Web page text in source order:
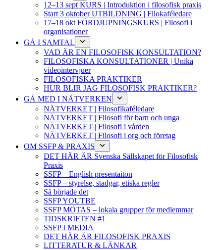
12–13 sept KURS | Introduktion i filosofisk praxis
Start 3 oktober UTBILDNING | Filokaféledare
17–18 okt FÖRDJUPNINGSKURS | Filosofi i
organisationer
GÅ I SAMTAL
VAD ÄR EN FILOSOFISK KONSULTATION?
FILOSOFISKA KONSULTATIONER | Unika
videointervjuer
FILOSOFISKA PRAKTIKER
HUR BLIR JAG FILOSOFISK PRAKTIKER?
GÅ MED I NÄTVERKEN
NÄTVERKET | Filosofikaféledare
NÄTVERKET | Filosofi för barn och unga
NÄTVERKET | Filosofi i vården
NÄTVERKET | Filosofi i org och företag
OM SSFP & PRAXIS
DET HÄR ÄR Svenska Sällskapet för Filosofisk
Praxis
SSFP – English presentaiton
SSFP – styrelse, stadgar, etiska regler
Så började det
SSFP YOUTBE
SSFP MÖTAS – lokala grupper för medlemmar
TIDSKRIFTEN #1
SSFP I MEDIA
DET HÄR ÄR FILOSOFISK PRAXIS
LITTERATUR & LÄNKAR